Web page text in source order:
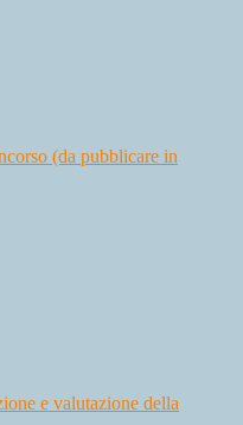
(da pubblicare in
e valutazione della